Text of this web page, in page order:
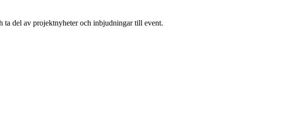
del av projektnyheter och inbjudningar till event.